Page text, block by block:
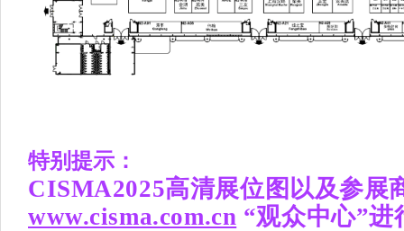
特别提示：
CISMA2025高清展位图以及参展
www.cisma.com.cn “观众中心”进